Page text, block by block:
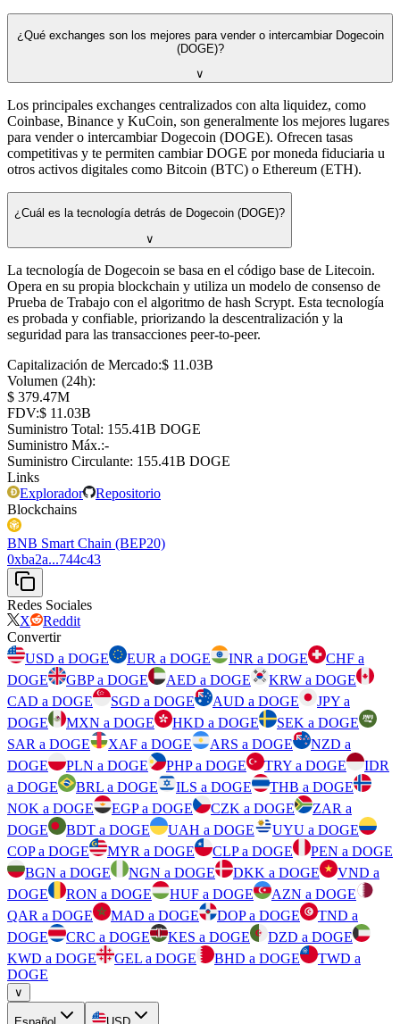
¿Qué exchanges son los mejores para vender o intercambiar Dogecoin
(DOGE)?
∨
Los principales exchanges centralizados con alta liquidez, como
Coinbase, Binance y KuCoin, son generalmente los mejores lugares
para vender o intercambiar Dogecoin (DOGE). Ofrecen tasas
competitivas y te permiten cambiar DOGE por moneda fiduciaria u
otros activos digitales como Bitcoin (BTC) o Ethereum (ETH).
¿Cuál es la tecnología detrás de Dogecoin (DOGE)?
∨
La tecnología de Dogecoin se basa en el código base de Litecoin.
Opera en su propia blockchain y utiliza un modelo de consenso de
Prueba de Trabajo con el algoritmo de hash Scrypt. Esta tecnología
es probada y confiable, priorizando la descentralización y la
seguridad para las transacciones peer-to-peer.
Capitalización de Mercado:⁦$⁩ 11.03B
Volumen (24h):
⁦$⁩ 379.47M
FDV:⁦$⁩ 11.03B
Suministro Total: ⁦⁩ 155.41B DOGE
Suministro Máx.:-
Suministro Circulante: ⁦⁩ 155.41B DOGE
Links
Explorador
Repositorio
Blockchains
BNB Smart Chain (BEP20)
0xba2a...744c43
Redes Sociales
X
Reddit
Convertir
USD a DOGE
EUR a DOGE INR a DOGE
CHF a
DOGE
GBP a DOGE AED a DOGE
KRW a DOGE
CAD a DOGE
SGD a DOGE AUD a DOGE
JPY a
DOGE
MXN a DOGE HKD a DOGE
SEK a DOGE
SAR a DOGE
XAF a DOGE ARS a DOGE
NZD a
DOGE
PLN a DOGE PHP a DOGE TRY a DOGE
IDR
a DOGE
BRL a DOGE ILS a DOGE
THB a DOGE
NOK a DOGE
EGP a DOGE CZK a DOGE
ZAR a
DOGE
BDT a DOGE UAH a DOGE
UYU a DOGE
COP a DOGE
MYR a DOGE CLP a DOGE
PEN a DOGE
BGN a DOGE
NGN a DOGE DKK a DOGE
VND a
DOGE
RON a DOGE HUF a DOGE
AZN a DOGE
QAR a DOGE
MAD a DOGE DOP a DOGE
TND a
DOGE
CRC a DOGE KES a DOGE
DZD a DOGE
KWD a DOGE
GEL a DOGE BHD a DOGE
TWD a
DOGE
∨